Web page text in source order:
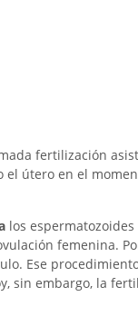
fertilización
el útero en el
los espermatozoides
femenina.
Ese
sin embargo, la